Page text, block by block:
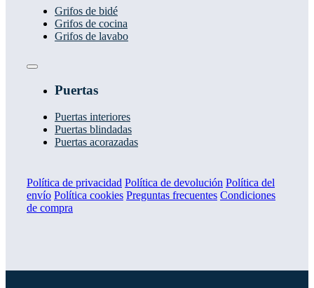
Grifos de bidé
Grifos de cocina
Grifos de lavabo
Toggle
Puertas
Puertas interiores
Puertas blindadas
Puertas acorazadas
Política de privacidad Política de devolución Política del
envío Política cookies Preguntas frecuentes Condiciones
de compra